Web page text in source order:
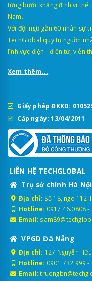
từng bước khẳng định vị thế
Nam.
Với đội ngũ gần 60 nhân sự
TechGlobal quy tụ nguồn
lĩnh vực điện - điện tử, viễn
Xem thêm...
Giấy phép ĐKKD:
Cấp ngày: 13/04/2011
LIÊN HỆ TECHGLOBAL
Trụ sở chính Hà Nội
Địa chỉ: Số 18, ngõ 112
Hotline: 0917.46.0808-
Email:
VPGD Đà Nẵng
Địa chỉ: 127 Nguyễn
Hotline: 0901.732.999 -
Email: